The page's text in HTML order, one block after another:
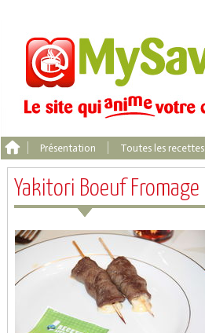
Présentation Toutes les recettes
Yakitori Boeuf Fromage